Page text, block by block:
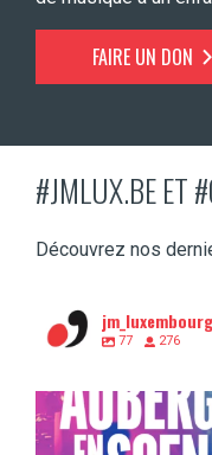
FAIRE UN DON
#JMLUX.BE ET
Découvrez nos
77 276
Tu as entre